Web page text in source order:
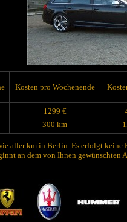
Kosten pro Wochenende
1299 €
300 km
aller km in Berlin. Es erfolgt keine
an dem von Ihnen gewünschten